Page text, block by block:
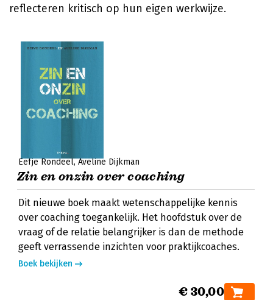
reflecteren kritisch op hun eigen werkwijze.
Eefje Rondeel Aveline Dijkman
Zin en onzin over coaching
Dit nieuwe boek maakt wetenschappelijke kennis
over coaching toegankelijk. Het hoofdstuk over de
vraag of de relatie belangrijker is dan de methode
geeft verrassende inzichten voor praktijkcoaches.
Boek bekijken
€ 30,00